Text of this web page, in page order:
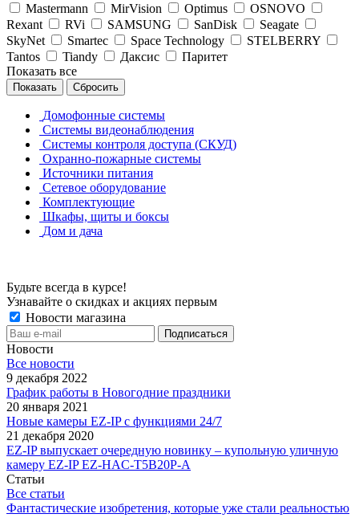
Mastermann
MirVision Optimus
OSNOVO
Rexant
RVi SAMSUNG SanDisk
Seagate
SkyNet
Smartec Space Technology
STELBERRY
Tantos
Tiandy Даксис
Паритет
Показать все
Сбросить
Домофонные системы
Системы видеонаблюдения
Системы контроля доступа (СКУД)
Охранно-пожарные системы
Источники питания
Сетевое оборудование
Комплектующие
Шкафы, щиты и боксы
Дом и дача
Будьте всегда в курсе!
Узнавайте о скидках и акциях первым
Новости магазина
Новости
Все новости
9 декабря 2022
График работы в Новогодние праздники
20 января 2021
Новые камеры EZ-IP с функциями 24/7
21 декабря 2020
EZ-IP выпускает очередную новинку – купольную уличную
камеру EZ-IP EZ-HAC-T5B20P-A
Статьи
Все статьи
Фантастические изобретения, которые уже стали реальностью